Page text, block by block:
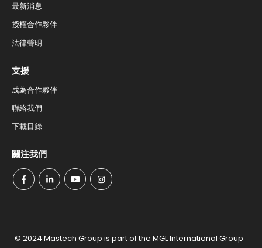
最新消息
授權合作夥伴
法律聲明
支援
成為合作夥伴
聯絡我們​
下載目錄
關注我們
© 2024 Mastech Group is part of the MGL International Group